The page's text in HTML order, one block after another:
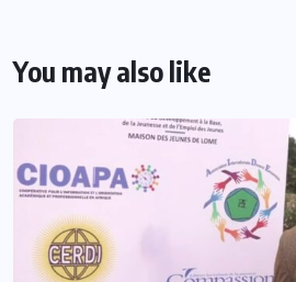
You may also like